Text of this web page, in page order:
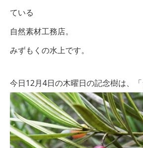
ている
自然素材工務店。
みずもくの水上です。
今日12月4日の木曜日の記念樹は、「